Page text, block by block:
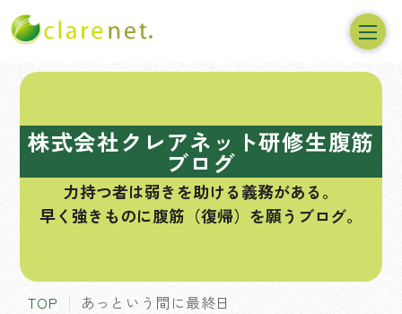
株式会社クレアネット研修生腹筋
ブログ
力持つ者は弱きを助ける義務がある。
早く強きものに腹筋（復帰）を願うブログ。
TOP あっという間に最終日